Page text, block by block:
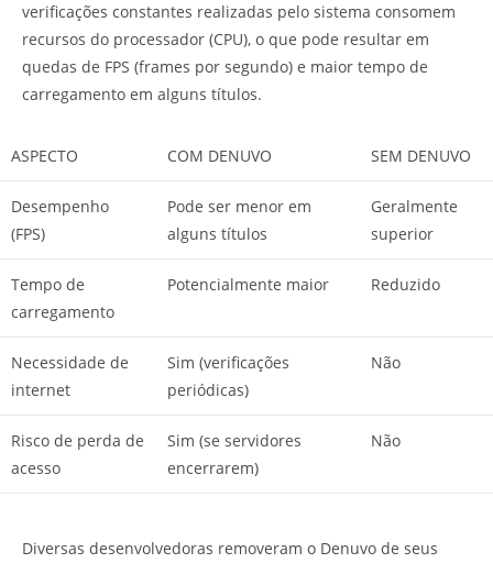
verificações constantes realizadas pelo sistema consomem
recursos do processador (CPU), o que pode resultar em
quedas de FPS (frames por segundo) e maior tempo de
carregamento em alguns títulos.
ASPECTO COM DENUVO SEM DENUVO
Desempenho
(FPS)
Pode ser menor em
alguns títulos
Geralmente
superior
Tempo de
carregamento
Potencialmente maior Reduzido
Necessidade de
internet
Sim (verificações
periódicas)
Não
Risco de perda de
acesso
Sim (se servidores
encerrarem)
Não
Diversas desenvolvedoras removeram o Denuvo de seus